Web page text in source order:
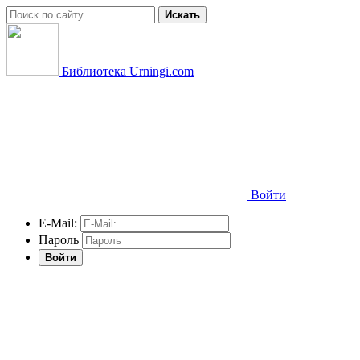
Искать
Библиотека Urningi.com
Войти
E-Mail:
Пароль
Войти